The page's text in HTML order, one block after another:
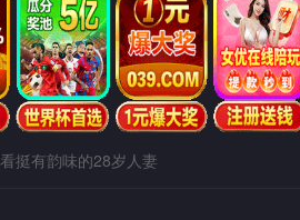
挺有韵味的28岁人妻